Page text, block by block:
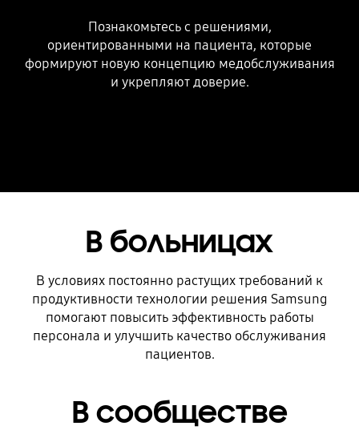
Познакомьтесь с решениями,
ориентированными на пациента, которые
формируют новую концепцию медобслуживания
и укрепляют доверие.
В больницах
В условиях постоянно растущих требований к
продуктивности технологии решения Samsung
помогают повысить эффективность работы
персонала и улучшить качество обслуживания
пациентов.
В сообществе